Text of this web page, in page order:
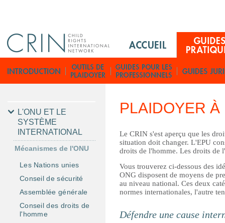
i
n
M
n
F
r
u
PLAIDOYER À
Le CRIN s'est aperçu que les
situation doit changer. L'EPU
droits de l'homme. Les droits de
Vous trouverez ci-dessous des
ONG disposent de moyens de
au niveau national. Ces deux
normes internationales, l'autre
Défendre une cause
L'ONU ET LE
SYSTÈME
INTERNATIONAL
Mécanismes de l'ONU
Les Nations unies
Conseil de sécurité
Assemblée générale
Conseil des droits de
l'homme